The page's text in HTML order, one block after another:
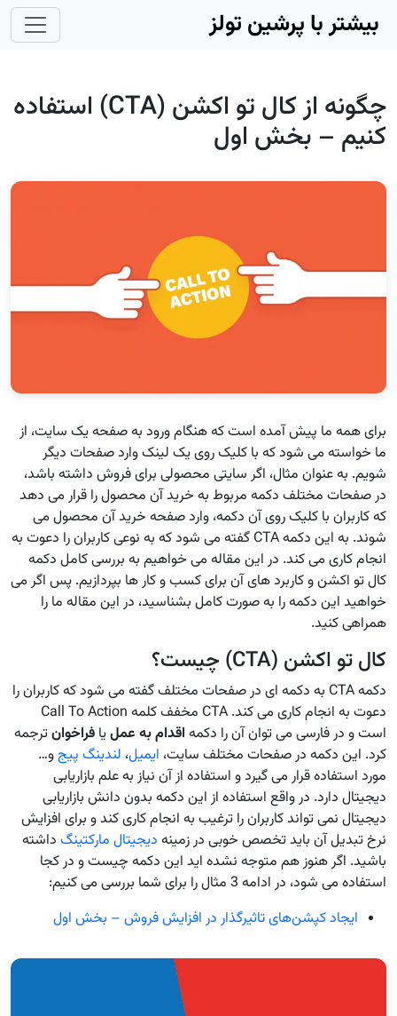
Skip to main content
بیشتر با پرشین تولز
چگونه از کال تو اکشن (CTA) استفاده
کنیم – بخش اول
برای همه ما پیش آمده است که هنگام ورود به صفحه یک سایت، از
ما خواسته می شود که با کلیک روی یک لینک وارد صفحات دیگر
شویم. به عنوان مثال، اگر سایتی محصولی برای فروش داشته باشد،
در صفحات مختلف دکمه مربوط به خرید آن محصول را قرار می دهد
که کاربران با کلیک روی آن دکمه، وارد صفحه خرید آن محصول می
شوند. به این دکمه CTA گفته می شود که به نوعی کاربران را دعوت به
انجام کاری می کند. در این مقاله می خواهیم به بررسی کامل دکمه
کال تو اکشن و کاربرد های آن برای کسب و کار ها بپردازیم. پس اگر می
خواهید این دکمه را به صورت کامل بشناسید، در این مقاله ما را
همراهی کنید.
کال تو اکشن (CTA) چیست؟
دکمه CTA به دکمه ای در صفحات مختلف گفته می شود که کاربران را
دعوت به انجام کاری می کند. CTA مخفف کلمه Call To Action
است و در فارسی می توان آن را دکمه اقدام به عملیا فراخوانترجمه
کرد. این دکمه در صفحات مختلف سایت، ایمیل، لندینگ پیجو…
مورد استفاده قرار می گیرد و استفاده از آن نیاز به علم بازاریابی
دیجیتال دارد. در واقع استفاده از این دکمه بدون دانش بازاریابی
دیجیتال نمی تواند کاربران را ترغیب به انجام کاری کند و برای افزایش
نرخ تبدیل آن باید تخصص خوبی در زمینه دیجیتال مارکتینگ داشته
باشید. اگر هنوز هم متوجه نشده اید این دکمه چیست و در کجا
استفاده می شود، در ادامه 3 مثال را برای شما بررسی می کنیم:
ایجاد کپشن‌های تاثیرگذار در افزایش فروش – بخش اول